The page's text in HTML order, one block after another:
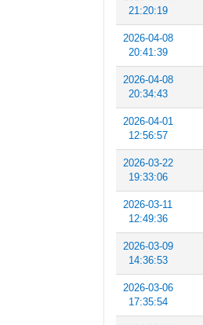
21:20:19
2026-04-08
20:41:39
2026-04-08
20:34:43
2026-04-01
12:56:57
2026-03-22
19:33:06
2026-03-11
12:49:36
2026-03-09
14:36:53
2026-03-06
17:35:54